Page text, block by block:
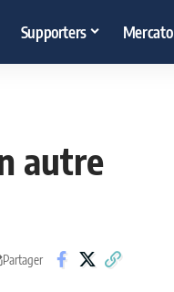
Supporters Mercato
autre
Partager